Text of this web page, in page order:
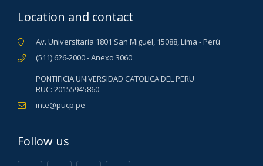
Location and contact
Av. Universitaria 1801 San Miguel, 15088, Lima - Perú
(511) 626-2000 - Anexo 3060
PONTIFICIA UNIVERSIDAD CATOLICA DEL PERU
RUC: 20155945860
inte@pucp.pe
Follow us